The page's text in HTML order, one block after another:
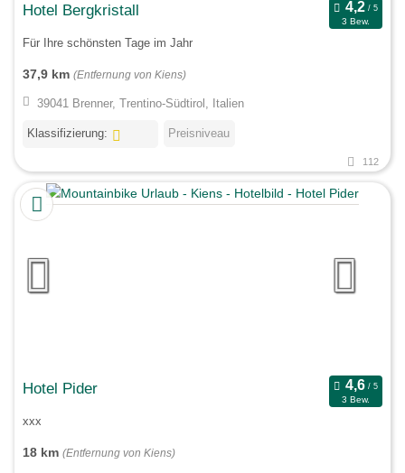
Hotel Bergkristall
3 Bew.
Für Ihre schönsten Tage im Jahr
37,9 km (Entfernung von Kiens)
39041 Brenner, Trentino-Südtirol, Italien
Klassifizierung: Preisniveau
112
Hotel Pider
3 Bew.
xxx
18 km (Entfernung von Kiens)